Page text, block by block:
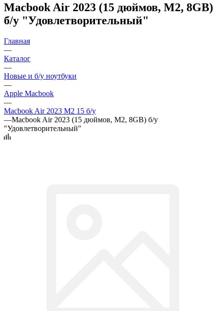
Macbook Air 2023 (15 дюймов, M2, 8GB)
б/у "Удовлетворительный"
Главная
—
Каталог
—
Новые и б/у ноутбуки
—
Apple Macbook
—
Macbook Air 2023 M2 15 б/у
—Macbook Air 2023 (15 дюймов, M2, 8GB) б/у
"Удовлетворительный"